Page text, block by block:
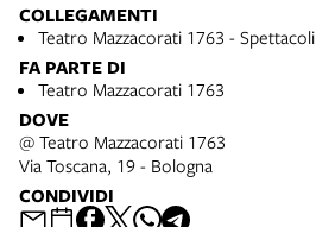
COLLEGAMENTI
Teatro Mazzacorati 1763 - Spettacoli
FA PARTE DI
Teatro Mazzacorati 1763
DOVE
@ Teatro Mazzacorati 1763
Via Toscana, 19 - Bologna
CONDIVIDI